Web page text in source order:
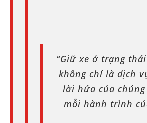
“Giữ xe ở trạng
không chỉ là dịch
lời hứa của
mỗi hành trình